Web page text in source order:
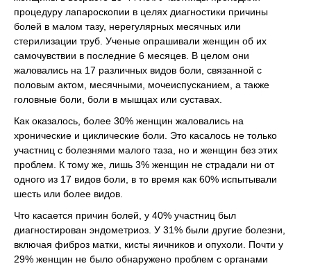
процедуру лапароскопии в целях диагностики причины
болей в малом тазу, нерегулярных месячных или
стерилизации труб. Ученые опрашивали женщин об их
самочувствии в последние 6 месяцев. В целом они
жаловались на 17 различных видов боли, связанной с
половым актом, месячными, мочеиспусканием, а также
головные боли, боли в мышцах или суставах.
Как оказалось, более 30% женщин жаловались на
хронические и циклические боли. Это касалось не только
участниц с болезнями малого таза, но и женщин без этих
проблем. К тому же, лишь 3% женщин не страдали ни от
одного из 17 видов боли, в то время как 60% испытывали
шесть или более видов.
Что касается причин болей, у 40% участниц был
диагностирован эндометриоз. У 31% были другие болезни,
включая фиброз матки, кисты яичников и опухоли. Почти у
29% женщин не было обнаружено проблем с органами